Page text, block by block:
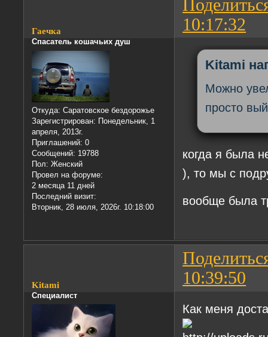
10:17:32
Гаечка
Спасатель кошачьих душ
Откуда: Саратовское бездорожье
Зарегистрирован: Понедельник, 1
апреля, 2013г.
Приглашений: 0
Сообщений: 19788
Пол: Женский
Провел на форуме:
2 месяца 11 дней
Последний визит:
Вторник, 28 июля, 2026г. 10:18:00
Kitami
Можно
просто
когда я была
), то мы с
вообще была
10:39:50
Kitami
Специалист
Как меня